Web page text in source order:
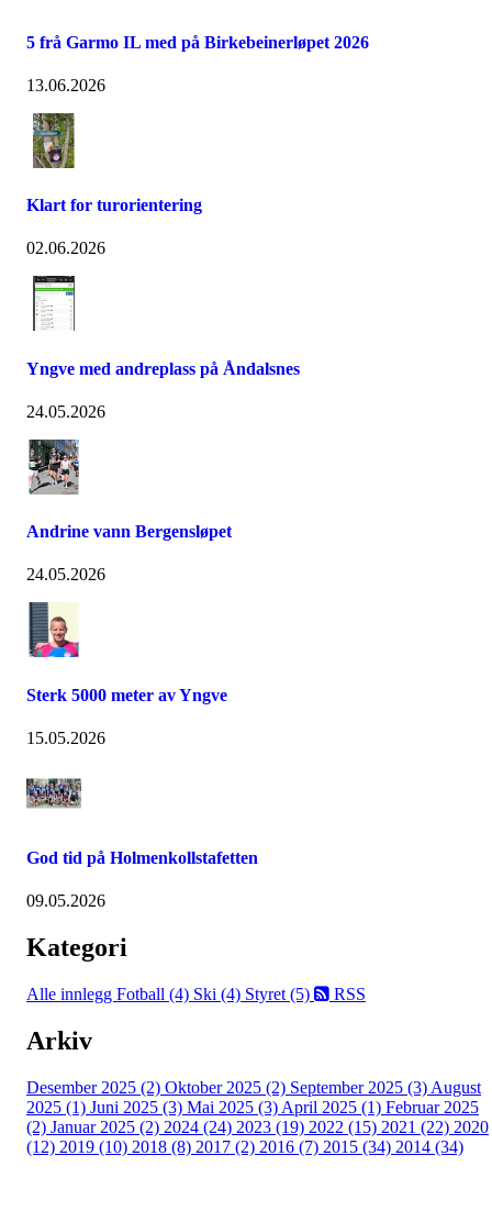
5 frå Garmo IL med på Birkebeinerløpet 2026
13.06.2026
Klart for turorientering
02.06.2026
Yngve med andreplass på Åndalsnes
24.05.2026
Andrine vann Bergensløpet
24.05.2026
Sterk 5000 meter av Yngve
15.05.2026
God tid på Holmenkollstafetten
09.05.2026
Kategori
Alle innlegg Fotball (4) Ski (4) Styret (5) RSS
Arkiv
Desember 2025 (2) Oktober 2025 (2) September 2025 (3) August
2025 (1) Juni 2025 (3) Mai 2025 (3) April 2025 (1) Februar 2025
(2) Januar 2025 (2) 2024 (24) 2023 (19) 2022 (15) 2021 (22) 2020
(12) 2019 (10) 2018 (8) 2017 (2) 2016 (7) 2015 (34) 2014 (34)